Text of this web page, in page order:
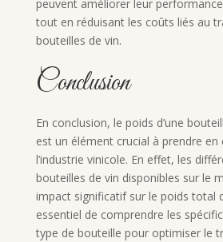
peuvent améliorer leur
tout en réduisant les coûts liés au
bouteilles de vin.
Conclusion
En conclusion, le poids d’une
est un élément crucial à prendre en
l’industrie vinicole. En effet, les
bouteilles de vin disponibles sur le
impact significatif sur le poids total
essentiel de comprendre les
type de bouteille pour optimiser le